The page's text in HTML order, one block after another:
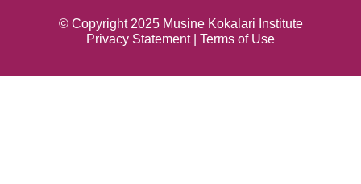
© Copyright 2025 Musine Kokalari Institute
Privacy Statement | Terms of Use